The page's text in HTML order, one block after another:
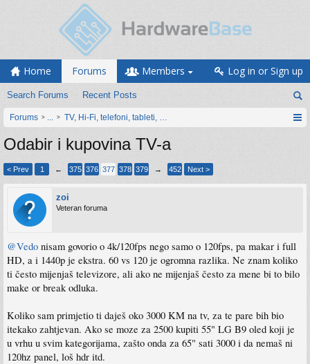
Home Forums
Search Forums Recent Posts
Members Log in or Sign up
Forums ... TV, Hi-Fi, telefoni, tableti, satovi, IoT oprema
Odabir i kupovina TV-a
< Prev 1 ← 375 376 377 378 379 → 452 Next >
zoi
Veteran foruma
@Vedo nisam govorio o 4k/120fps nego samo o 120fps, pa makar i full
HD, a i 1440p je ekstra. 60 vs 120 je ogromna razlika. Ne znam koliko
ti često mijenjaš televizore, ali ako ne mijenjaš često za mene bi to bilo
make or break odluka.
Koliko sam primjetio ti daješ oko 3000 KM na tv, za te pare bih bio
itekako zahtjevan. Ako se moze za 2500 kupiti 55" LG B9 oled koji je
u vrhu u svim kategorijama, zašto onda za 65" sati 3000 i da nemaš ni
120hz panel, loš hdr itd.